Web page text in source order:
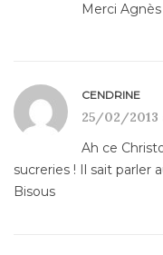
Merci
CENDRINE
25/02/2013
Ah ce
sucreries ! Il sait parler
Bisous